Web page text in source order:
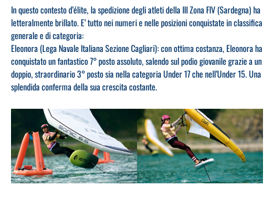
​In questo contesto d’élite, la spedizione degli atleti della III Zona FIV (Sardegna) ha
letteralmente brillato. E’ tutto nei numeri e nelle posizioni conquistate in classifica
generale e di categoria:
​Eleonora (Lega Navale Italiana Sezione Cagliari): con ottima costanza, Eleonora ha
conquistato un fantastico 7° posto assoluto, salendo sul podio giovanile grazie a un
doppio, straordinario 3° posto sia nella categoria Under 17 che nell’Under 15. Una
splendida conferma della sua crescita costante.